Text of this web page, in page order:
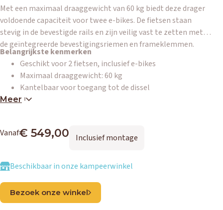
Met een maximaal draaggewicht van 60 kg biedt deze drager
voldoende capaciteit voor twee e-bikes. De fietsen staan
stevig in de bevestigde rails en zijn veilig vast te zetten met
de geïntegreerde bevestigingsriemen en frameklemmen.
Belangrijkste kenmerken
Geschikt voor 2 fietsen, inclusief e-bikes
Maximaal draaggewicht: 60 kg
Kantelbaar voor toegang tot de dissel
Stevig en robuust ontwerp
Meer
Vanaf€ 549,00 Inclusief montage
Beschikbaar in onze kampeerwinkel
Bezoek onze winkel